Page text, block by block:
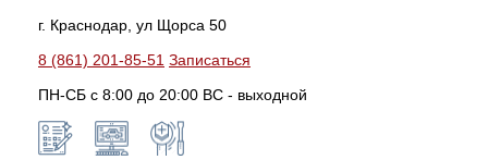
г. Краснодар, ул Щорса 50
8 (861) 201-85-51 Записаться
ПН-СБ с 8:00 до 20:00 ВС - выходной